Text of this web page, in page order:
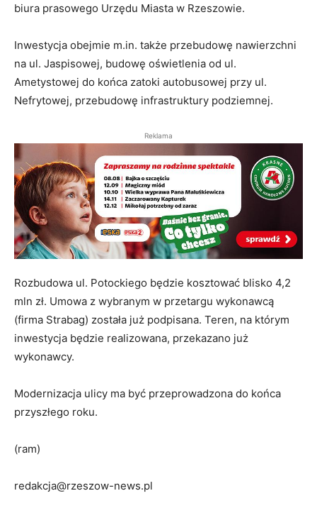
biura prasowego Urzędu Miasta w Rzeszowie.
Inwestycja obejmie m.in. także przebudowę nawierzchni
na ul. Jaspisowej, budowę oświetlenia od ul.
Ametystowej do końca zatoki autobusowej przy ul.
Nefrytowej, przebudowę infrastruktury podziemnej.
Reklama
Rozbudowa ul. Potockiego będzie kosztować blisko 4,2
mln zł. Umowa z wybranym w przetargu wykonawcą
(firma Strabag) została już podpisana. Teren, na którym
inwestycja będzie realizowana, przekazano już
wykonawcy.
Modernizacja ulicy ma być przeprowadzona do końca
przyszłego roku.
(ram)
redakcja@rzeszow-news.pl